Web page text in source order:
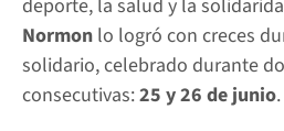
Normon lo logró con creces
solidario, celebrado durante
consecutivas: 25 y 26 de junio.